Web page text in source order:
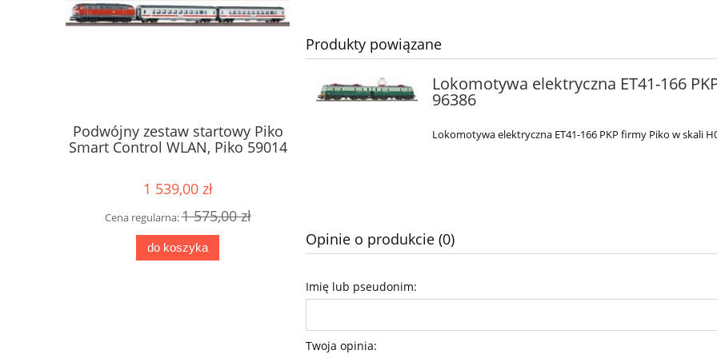
Podwójny zestaw startowy Piko
Smart Control WLAN, Piko 59014
1 539,00 zł
Cena regularna:1 575,00 zł
do koszyka
Lokomotywa elektryczna EU44-
003 PKP Intercity, Piko 21615
do koszyka
Elektryczny zespół
EN57-1022 Przewozy
Produkty powiązane
Lokomotywa elektryczna ET41-166
96386
Lokomotywa elektryczna ET41-166 PKP firmy Piko w skali
Opinie o produkcie (0)
Imię lub pseudonim:
Twoja opinia: